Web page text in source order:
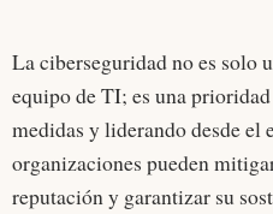
La ciberseguridad no es solo
equipo de TI; es una
medidas y liderando desde el
organizaciones pueden
reputación y garantizar su